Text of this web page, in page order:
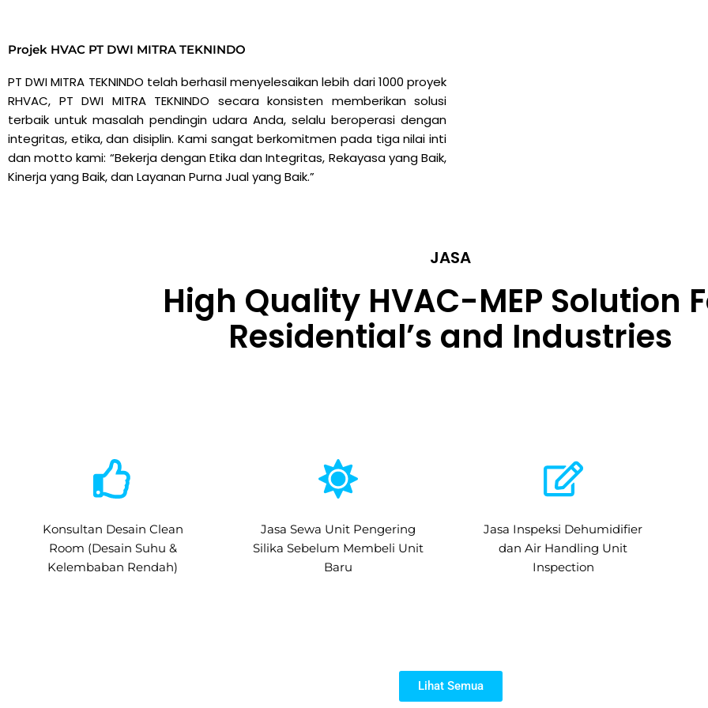
Projek HVAC PT DWI MITRA TEKNINDO
PT DWI MITRA TEKNINDO telah berhasil menyelesaikan lebih dari 1000 proyek
RHVAC, PT DWI MITRA TEKNINDO secara konsisten memberikan solusi
terbaik untuk masalah pendingin udara Anda, selalu beroperasi dengan
integritas, etika, dan disiplin. Kami sangat berkomitmen pada tiga nilai inti
dan motto kami: “Bekerja dengan Etika dan Integritas, Rekayasa yang Baik,
Kinerja yang Baik, dan Layanan Purna Jual yang Baik.”
JASA
High Quality HVAC-MEP Solution
Residential’s and Industries
Konsultan Desain Clean
Room (Desain Suhu &
Kelembaban Rendah)
Jasa Sewa Unit Pengering
Silika Sebelum Membeli Unit
Baru
Jasa Inspeksi Dehumidifier
dan Air Handling Unit
Inspection
Lihat Semua